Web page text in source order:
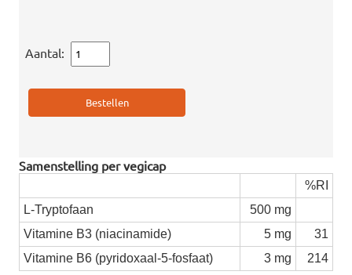
Aantal:
Samenstelling per vegicap
%RI
L-Tryptofaan
500 mg
Vitamine B3 (niacinamide)
5 mg
31
Vitamine B6 (pyridoxaal-5-fosfaat)
3 mg 214